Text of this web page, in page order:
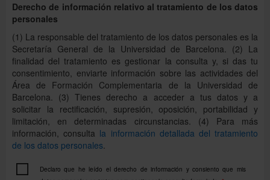
Derecho de información relativo al tratamiento de los datos
personales
(1) La responsable del tratamiento de los datos personales es la
Secretaría General de la Universidad de Barcelona. (2) La
finalidad del tratamiento es gestionar la consulta y, si das tu
consentimiento, enviarte información sobre las actividades del
Área de Formación Complementaria de la Universidad de
Barcelona. (3) Tienes derecho a acceder a tus datos y a
solicitar la rectificación, supresión, oposición, portabilidad y
limitación, en determinadas circunstancias. (4) Para más
información, consulta la información detallada del tratamiento
de los datos personales.
Declaro que he leído el derecho de información y consiento que mis